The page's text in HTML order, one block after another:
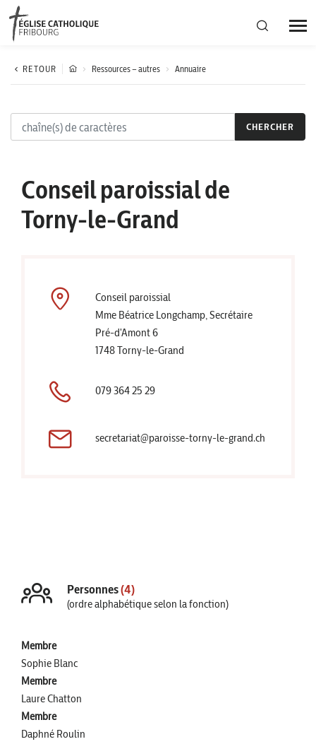
Région diocésaine
Actualités
Corporation cantonale
RETOUR Ressources – autres Annuaire
CHERCHER
Conseil paroissial de
Torny-le-Grand
Conseil paroissial
Mme Béatrice Longchamp, Secrétaire
Pré-d'Amont 6
1748 Torny-le-Grand
079 364 25 29
secretariat@paroisse-torny-le-grand.ch
Personnes(4)
(ordre alphabétique selon la fonction)
Membre
Sophie Blanc
Membre
Laure Chatton
Membre
Daphné Roulin